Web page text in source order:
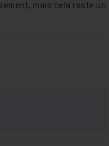
mais cela reste un